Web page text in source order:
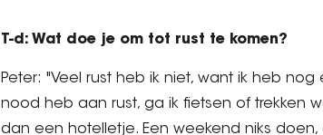
T-d: Wat doe je om tot rust te komen?
Peter: "Veel rust heb ik niet, want ik heb
nood heb aan rust, ga ik fietsen of trekken
dan een hotelletje. Een weekend niks